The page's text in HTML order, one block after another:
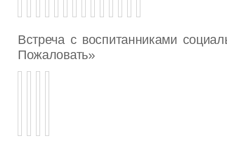
Встреча с воспитанниками
Пожаловать»